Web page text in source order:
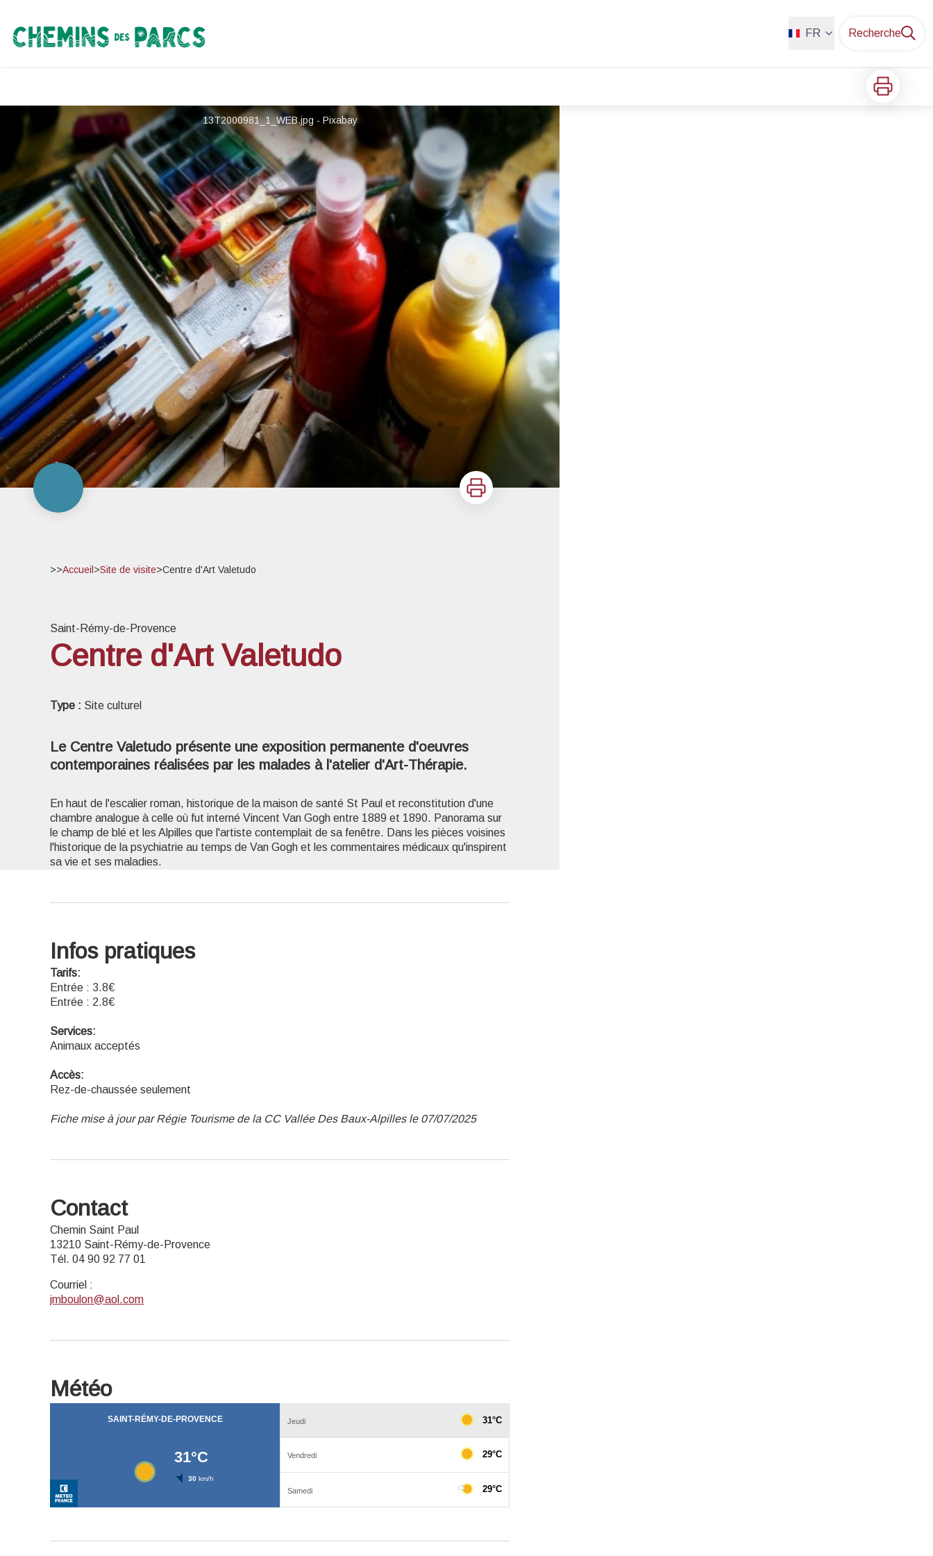
Chemins des Parcs FR Recherche
Imprimer
13T2000981_1_WEB.jpg - Pixabay
Imprimer
>>Accueil >Site de visite>Centre d'Art Valetudo
Saint-Rémy-de-Provence
Centre d'Art Valetudo
Type : Site culturel
Le Centre Valetudo présente une exposition permanente d'oeuvres
contemporaines réalisées par les malades à l'atelier d'Art-Thérapie.
En haut de l'escalier roman, historique de la maison de santé St Paul et reconstitution d'une
chambre analogue à celle où fut interné Vincent Van Gogh entre 1889 et 1890. Panorama sur
le champ de blé et les Alpilles que l'artiste contemplait de sa fenêtre. Dans les pièces voisines
l'historique de la psychiatrie au temps de Van Gogh et les commentaires médicaux qu'inspirent
sa vie et ses maladies.
Infos pratiques
Tarifs:
Entrée : 3.8€
Entrée : 2.8€
Services:
Animaux acceptés
Accès:
Rez-de-chaussée seulement
Fiche mise à jour par Régie Tourisme de la CC Vallée Des Baux-Alpilles le 07/07/2025
Contact
Chemin Saint Paul
13210 Saint-Rémy-de-Provence
Tél. 04 90 92 77 01
Courriel :
jmboulon@aol.com
Météo